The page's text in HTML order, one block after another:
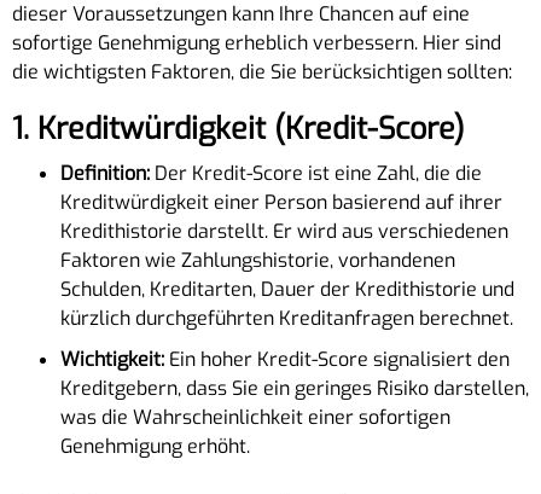
dieser Voraussetzungen kann Ihre Chancen auf eine
sofortige Genehmigung erheblich verbessern. Hier sind
die wichtigsten Faktoren, die Sie berücksichtigen sollten:
1. Kreditwürdigkeit (Kredit-Score)
Definition: Der Kredit-Score ist eine Zahl, die die
Kreditwürdigkeit einer Person basierend auf ihrer
Kredithistorie darstellt. Er wird aus verschiedenen
Faktoren wie Zahlungshistorie, vorhandenen
Schulden, Kreditarten, Dauer der Kredithistorie und
kürzlich durchgeführten Kreditanfragen berechnet.
Wichtigkeit: Ein hoher Kredit-Score signalisiert den
Kreditgebern, dass Sie ein geringes Risiko darstellen,
was die Wahrscheinlichkeit einer sofortigen
Genehmigung erhöht.